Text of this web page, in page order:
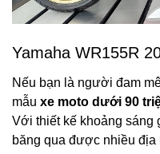
Yamaha WR155R
Nếu bạn là người đam
mẫu xe moto dưới 90
Với thiết kế khoảng sáng
băng qua được nhiều địa